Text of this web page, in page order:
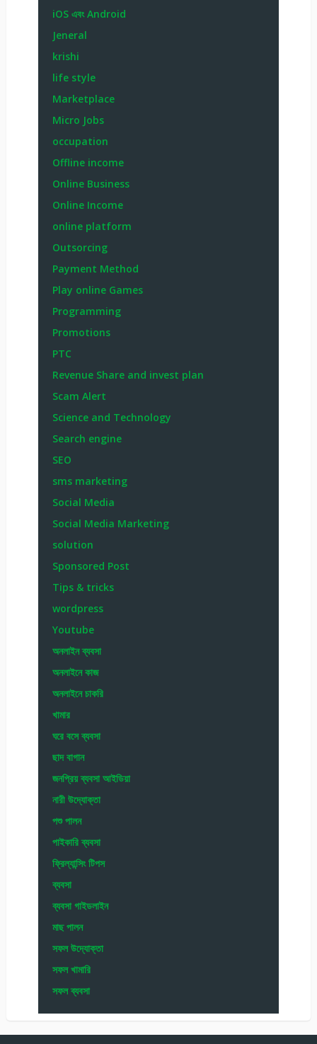
iOS এবং Android
Jeneral
krishi
life style
Marketplace
Micro Jobs
occupation
Offline income
Online Business
Online Income
online platform
Outsorcing
Payment Method
Play online Games
Programming
Promotions
PTC
Revenue Share and invest plan
Scam Alert
Science and Technology
Search engine
SEO
sms marketing
Social Media
Social Media Marketing
solution
Sponsored Post
Tips & tricks
wordpress
Youtube
অনলাইন ব্যবসা
অনলাইনে কাজ
অনলাইনে চাকরি
খামার
ঘরে বসে ব্যবসা
ছাদ বাগান
জনপ্রিয় ব্যবসা আইডিয়া
নারী উদ্যোক্তা
পশু পালন
পাইকারি ব্যবসা
ফ্রিল্যান্সিং টিপস
ব্যবসা
ব্যবসা গাইডলাইন
মাছ পালন
সফল উদ্যোক্তা
সফল খামারি
সফল ব্যবসা